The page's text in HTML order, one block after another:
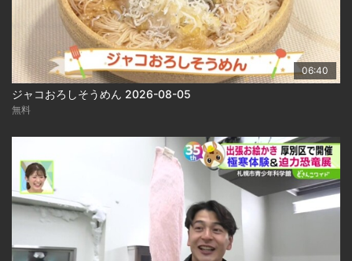
06:40
ジャコおろしそうめん 2026-08-05
無料